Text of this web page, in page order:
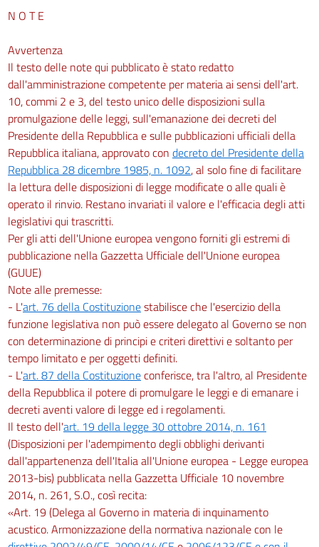
N O T E
Avvertenza
Il testo delle note qui pubblicato è stato redatto
dall'amministrazione competente per materia ai sensi dell'art.
10, commi 2 e 3, del testo unico delle disposizioni sulla
promulgazione delle leggi, sull'emanazione dei decreti del
Presidente della Repubblica e sulle pubblicazioni ufficiali della
Repubblica italiana, approvato con decreto del Presidente della
Repubblica 28 dicembre 1985, n. 1092, al solo fine di facilitare
la lettura delle disposizioni di legge modificate o alle quali è
operato il rinvio. Restano invariati il valore e l'efficacia degli atti
legislativi qui trascritti.
Per gli atti dell'Unione europea vengono forniti gli estremi di
pubblicazione nella Gazzetta Ufficiale dell'Unione europea
(GUUE)
Note alle premesse:
- L'art. 76 della Costituzionestabilisce che l'esercizio della
funzione legislativa non può essere delegato al Governo se non
con determinazione di principi e criteri direttivi e soltanto per
tempo limitato e per oggetti definiti.
- L'art. 87 della Costituzioneconferisce, tra l'altro, al Presidente
della Repubblica il potere di promulgare le leggi e di emanare i
decreti aventi valore di legge ed i regolamenti.
Il testo dell'art. 19 della legge 30 ottobre 2014, n. 161
(Disposizioni per l'adempimento degli obblighi derivanti
dall'appartenenza dell'Italia all'Unione europea - Legge europea
2013-bis) pubblicata nella Gazzetta Ufficiale 10 novembre
2014, n. 261, S.O., così recita:
«Art. 19 (Delega al Governo in materia di inquinamento
acustico. Armonizzazione della normativa nazionale con le